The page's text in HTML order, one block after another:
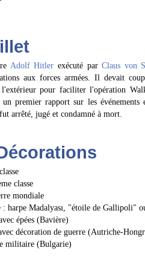
Adolf Hitler exécuté parClaus von
aux forces armées. Il devait
l'extérieur pour faciliter l'opération
premier rapport sur les
arrêté, jugé et condamné à mort.
classe
mondiale
harpe Madalyası, "étoile de Gallipoli"
épées (Bavière)
décoration de guerre (Autriche-
militaire (Bulgarie)